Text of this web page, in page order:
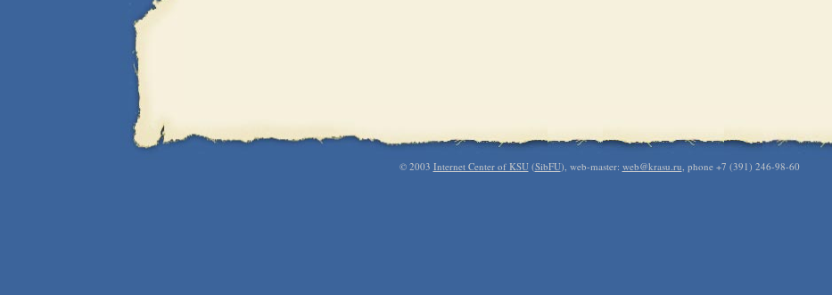
© 2003 Internet Center of KSU(SibFU), web-master: web@krasu.ru, phone +7 (391) 246-98-60